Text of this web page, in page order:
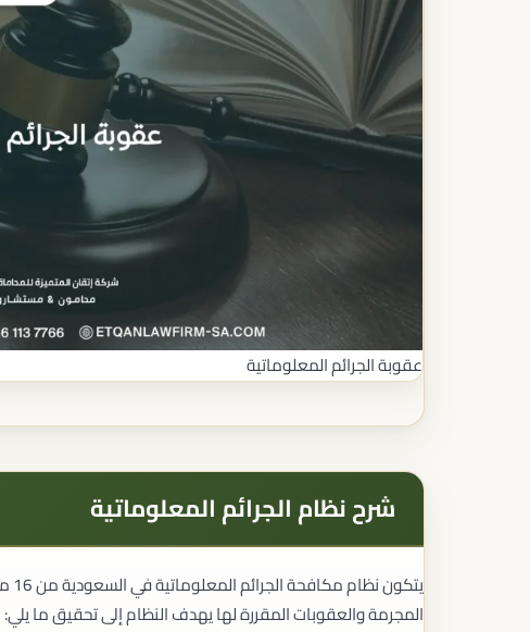
عقوبة الجرائم المعلوماتية
شرح نظام الجرائم المعلوماتية
المجرمة والعقوبات المقررة لها يهدف النظام إلى تحقيق ما يلي: